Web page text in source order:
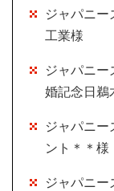
ジャパニー
工業様
ジャパニ
婚記念日鵜
ジャパニ
ント＊＊様
ジャパニ